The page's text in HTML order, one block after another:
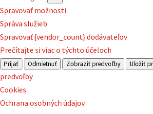
Spravovať možnosti
Správa služieb
Spravovať {vendor_count} dodávateľov
Prečítajte si viac o týchto účeloch
Prijať Odmietnuť Zobraziť predvoľby Uložiť
predvoľby
Cookies
Ochrana osobných údajov